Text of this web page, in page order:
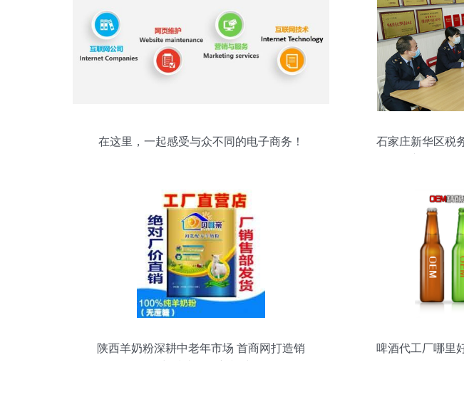
在这里，一起感受与众不同的电子商务！
石家庄新华区税
陕西羊奶粉深耕中老年市场 首商网打造销
啤酒代工厂哪里